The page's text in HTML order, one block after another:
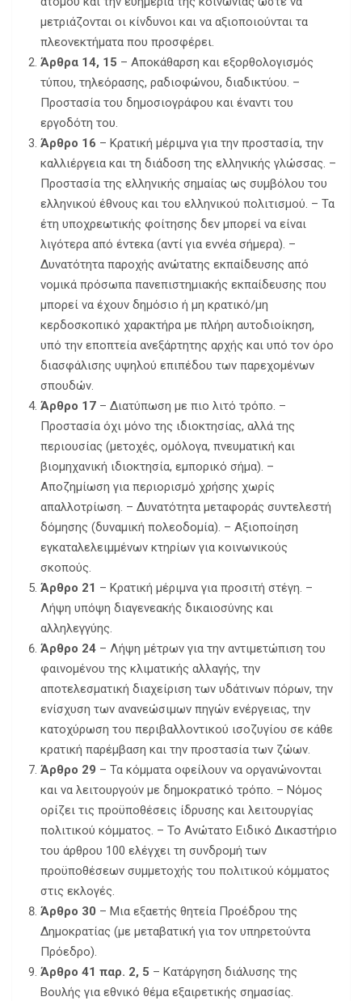
μετριάζονται οι κίνδυνοι και να αξιοποιούνται τα
πλεονεκτήματα που προσφέρει.
Άρθρα 14, 15 – Αποκάθαρση και εξορθολογισμός
τύπου, τηλεόρασης, ραδιοφώνου, διαδικτύου. –
Προστασία του δημοσιογράφου και έναντι του
εργοδότη του.
Άρθρο 16 – Κρατική μέριμνα για την προστασία, την
καλλιέργεια και τη διάδοση της ελληνικής γλώσσας. –
Προστασία της ελληνικής σημαίας ως συμβόλου του
ελληνικού έθνους και του ελληνικού πολιτισμού. – Τα
έτη υποχρεωτικής φοίτησης δεν μπορεί να είναι
λιγότερα από έντεκα (αντί για εννέα σήμερα). –
Δυνατότητα παροχής ανώτατης εκπαίδευσης από
νομικά πρόσωπα πανεπιστημιακής εκπαίδευσης που
μπορεί να έχουν δημόσιο ή μη κρατικό/μη
κερδοσκοπικό χαρακτήρα με πλήρη αυτοδιοίκηση,
υπό την εποπτεία ανεξάρτητης αρχής και υπό τον όρο
διασφάλισης υψηλού επιπέδου των παρεχομένων
σπουδών.
Άρθρο 17 – Διατύπωση με πιο λιτό τρόπο. –
Προστασία όχι μόνο της ιδιοκτησίας, αλλά της
περιουσίας (μετοχές, ομόλογα, πνευματική και
βιομηχανική ιδιοκτησία, εμπορικό σήμα). –
Αποζημίωση για περιορισμό χρήσης χωρίς
απαλλοτρίωση. – Δυνατότητα μεταφοράς συντελεστή
δόμησης (δυναμική πολεοδομία). – Αξιοποίηση
εγκαταλελειμμένων κτηρίων για κοινωνικούς
σκοπούς.
Άρθρο 21 – Κρατική μέριμνα για προσιτή στέγη. –
Λήψη υπόψη διαγενεακής δικαιοσύνης και
αλληλεγγύης.
Άρθρο 24 – Λήψη μέτρων για την αντιμετώπιση του
φαινομένου της κλιματικής αλλαγής, την
αποτελεσματική διαχείριση των υδάτινων πόρων, την
ενίσχυση των ανανεώσιμων πηγών ενέργειας, την
κατοχύρωση του περιβαλλοντικού ισοζυγίου σε κάθε
κρατική παρέμβαση και την προστασία των ζώων.
Άρθρο 29 – Τα κόμματα οφείλουν να οργανώνονται
και να λειτουργούν με δημοκρατικό τρόπο. – Νόμος
ορίζει τις προϋποθέσεις ίδρυσης και λειτουργίας
πολιτικού κόμματος. – Το Ανώτατο Ειδικό Δικαστήριο
του άρθρου 100 ελέγχει τη συνδρομή των
προϋποθέσεων συμμετοχής του πολιτικού κόμματος
στις εκλογές.
Άρθρο 30 – Μια εξαετής θητεία Προέδρου της
Δημοκρατίας (με μεταβατική για τον υπηρετούντα
Πρόεδρο).
Άρθρο 41 παρ. 2, 5 – Κατάργηση διάλυσης της
Βουλής για εθνικό θέμα εξαιρετικής σημασίας.